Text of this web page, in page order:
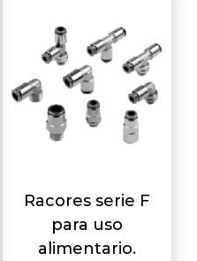
Racores serie F
para uso
alimentario.